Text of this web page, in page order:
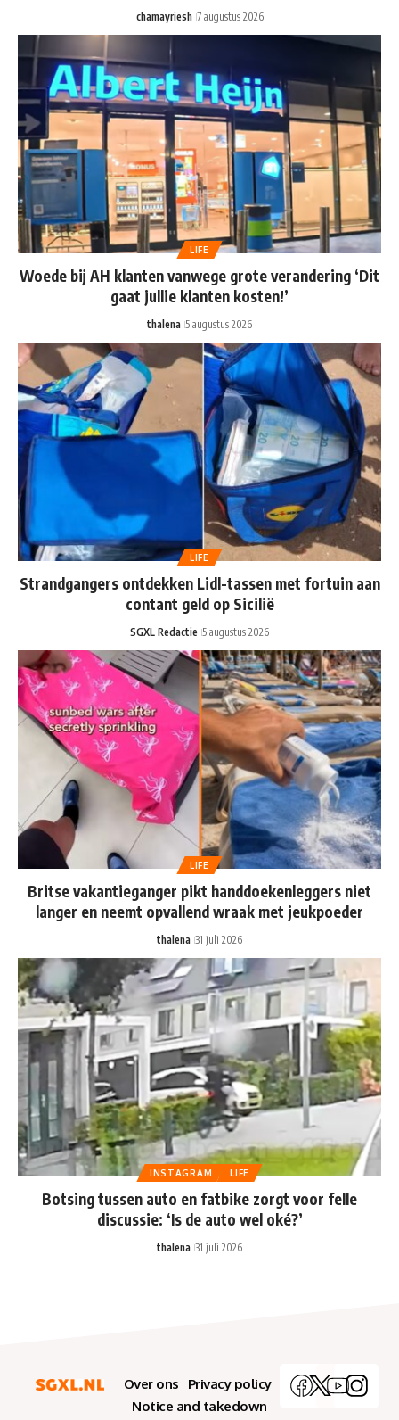
chamayriesh 7 augustus 2026
LIFE
Woede bij AH klanten vanwege grote verandering ‘Dit
gaat jullie klanten kosten!’
thalena 5 augustus 2026
LIFE
Strandgangers ontdekken Lidl-tassen met fortuin aan
contant geld op Sicilië
SGXL Redactie 5 augustus 2026
LIFE
Britse vakantieganger pikt handdoekenleggers niet
langer en neemt opvallend wraak met jeukpoeder
thalena 31 juli 2026
INSTAGRAM LIFE
Botsing tussen auto en fatbike zorgt voor felle
discussie: ‘Is de auto wel oké?’
thalena 31 juli 2026
Over ons
Privacy policy
Notice and takedown